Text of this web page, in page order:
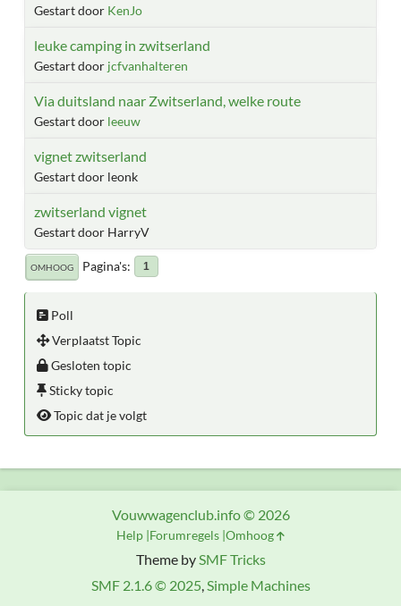
Gestart door KenJo
leuke camping in zwitserland
Gestart door jcfvanhalteren
Via duitsland naar Zwitserland, welke route
Gestart door leeuw
vignet zwitserland
Gestart door leonk
zwitserland vignet
Gestart door HarryV
OMHOOG Pagina's 1
Poll
Verplaatst Topic
Gesloten topic
Sticky topic
Topic dat je volgt
Theme bySMF Tricks
SMF 2.1.6 © 2025,Simple Machines
Vouwwagenclub.info © 2026
Help Forumregels Omhoog